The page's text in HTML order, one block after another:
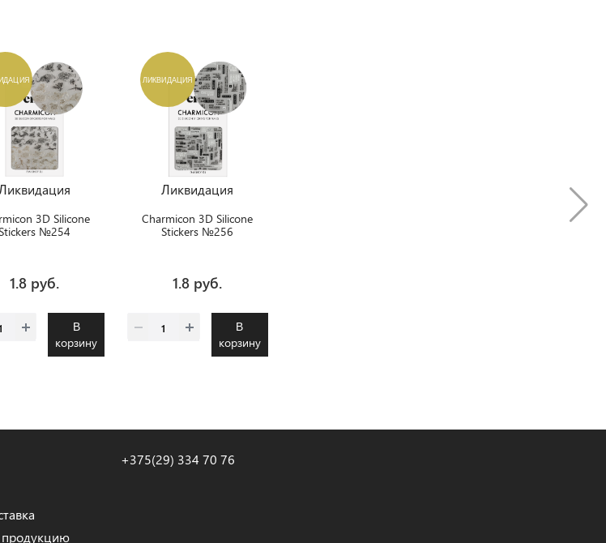
3D Silicone
№254
1.8 руб.
В
корзину
Ликвидация
ЛИКВИДАЦИЯ
Charmicon 3D Silicone
Stickers №256
1.8 руб.
В
корзину
продукцию
+375(29) 334 70 76